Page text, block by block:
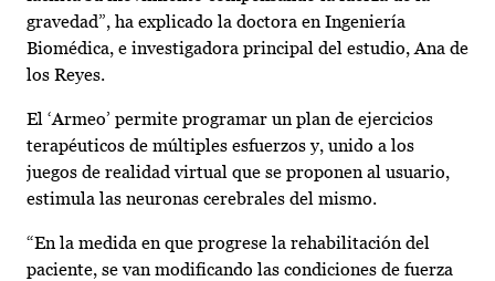
gravedad”, ha explicado la doctora en Ingeniería
Biomédica, e investigadora principal del estudio, Ana de
los Reyes.
El ‘Armeo’ permite programar un plan de ejercicios
terapéuticos de múltiples esfuerzos y, unido a los
juegos de realidad virtual que se proponen al usuario,
estimula las neuronas cerebrales del mismo.
“En la medida en que progrese la rehabilitación del
paciente, se van modificando las condiciones de fuerza